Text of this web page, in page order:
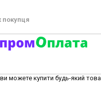
покупця
ви можете купити будь-який